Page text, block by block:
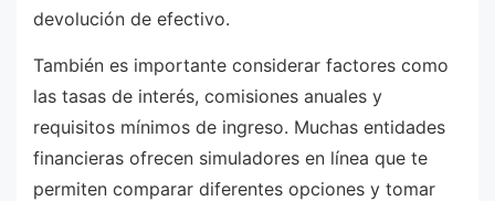
devolución de efectivo.
También es importante considerar factores como
las tasas de interés, comisiones anuales y
requisitos mínimos de ingreso. Muchas entidades
financieras ofrecen simuladores en línea que te
permiten comparar diferentes opciones y tomar